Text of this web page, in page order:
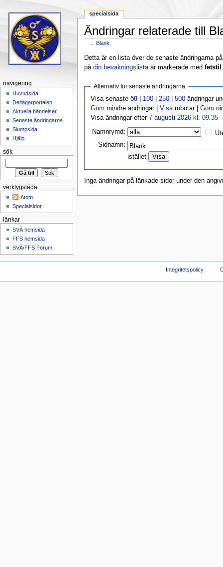
Ändringar relaterade till
←Blank
Detta är en lista över de senaste ändringarna
på din bevakningslistaär markerade med fetstil
Alternativ för senaste ändringarna
Visa senaste50 100 250 |500 ändringar
Göm mindre ändringar |Visa robotar |Göm
Visa ändringar efter7 augusti 2026 kl. 09.35
Namnrymd:
Sidnamn:
istället
Inga ändringar på länkade sidor under den
specialsida
navigering
Huvudsida
Deltagarportalen
Aktuella händelser
Senaste ändringarna
Slumpsida
Hjälp
sök
verktygslåda
Atom
Specialsidor
länkar
SVÄ hemsida
FFS hemsida
SVÄ/FFS Forum
Integritetspolicy